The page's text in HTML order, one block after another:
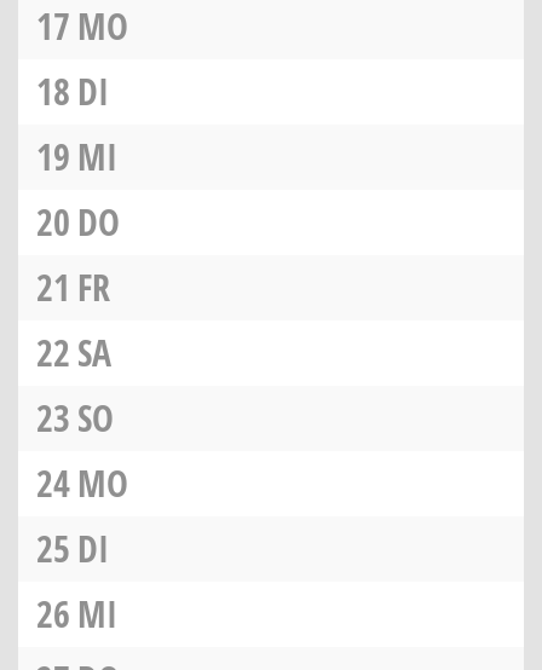
17 MO
18 DI
19 MI
20 DO
21 FR
22SA
23SO
24MO
25 DI
26 MI